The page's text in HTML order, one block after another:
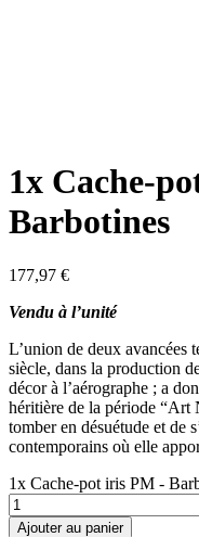
1x Cache-
Barbotines
177,97 €
Vendu à l’unité
L’union de deux avancées
siècle, dans la production
décor à l’aérographe ; a
héritière de la période “Art
tomber en désuétude et de
contemporains où elle
1x Cache-pot iris PM -
Ajouter au panier